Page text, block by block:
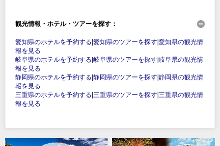
観光情報・ホテル・ツアーを探す：
愛知県のホテルを予約する 愛知県のツアーを探す 愛知県の観光情
報を見る
岐阜県のホテルを予約する 岐阜県のツアーを探す 岐阜県の観光情
報を見る
静岡県のホテルを予約する 静岡県のツアーを探す 静岡県の観光情
報を見る
三重県のホテルを予約する 三重県のツアーを探す 三重県の観光情
報を見る